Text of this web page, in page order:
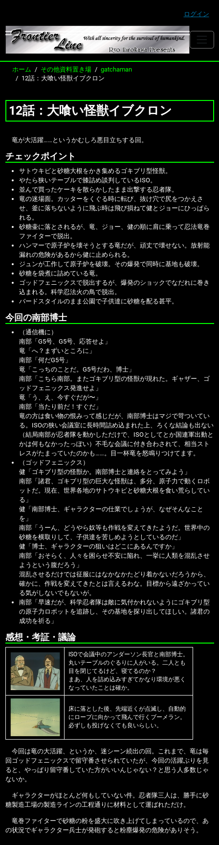
ログイン
ホーム その他資料置き場
gatchaman
12話：大喰い怪獣イブクロン
12話：大喰い怪獣イブクロン
竜が大活躍……というかむしろ悪目立ちする回。
チェックポイント
サトウキビと砂糖大根をかき集めるゴキブリ型怪獣。
やたら狭いテーブルで膝詰め談判しているISO。
並んで買ったケーキを散らかしたまま出撃する忍者隊。
竜の迷場面。カッターをくぐる時に転び、抜け穴で尻をつかえさ
せ、釜に落ちないように飛ぶ時は飛び損ねて健とジョーにひっぱら
れる。
砂糖壷に落とされるが、竜、ジョー、健の順に肩に乗って忍法竜巻
ファイターで脱出。
ハンマーで原子炉を壊そうとする竜だが、頑丈で壊せない。放射能
漏れの危険があるから健に止められる。
ジュンが工作して原子炉を破壊。その爆発で同時に基地も破壊。
砂糖を袋煮に詰めている竜。
ゴッドフェニックスで脱出するが、爆発のショックでなだれに巻き
込まれる。科学忍法火の鳥で脱出。
バードスタイルのまま公園で子供達に砂糖を配る甚平。
今回の南部博士
（通信機に）
南部「G5号、G5号、応答せよ」
竜「へ？まずいところに」
南部「何だG5号」
竜「こっちのことだ。G5号だわ、博士」
南部「こちら南部。またゴキブリ型の怪獣が現れた。ギャザー、ゴ
ッドフェニックス発進せよ」
竜「う、え、今すぐだが〜」
南部「当たり前だ！すぐだ」
竜の方は食い物の恨みって感じだが、南部博士はマジで苛ついてい
る。ISOの狭い会議室に長時間詰め込まれた上、ろくな結論も出ない
（結局南部が忍者隊を動かしただけで、ISOとしてとか国連軍出動と
かは何もなかったっぽい）不毛な会議に付き合わされて、相当スト
レスがたまっていたのかも……。目一杯竜を怒鳴りつけてます。
（ゴッドフェニックス）
健「ゴキブリ型の怪獣か。南部博士と連絡をとってみよう」
南部「諸君、ゴキブリ型の巨大な怪獣は、多分、原子力で動くロボ
ットだ。現在、世界各地のサトウキビと砂糖大根を食い荒らしてい
る」
健「南部博士、ギャラクターの仕業でしょうが、なぜそんなこと
を」
南部「うーん、どうやら奴等も作戦を変えてきたようだ。世界中の
砂糖を横取りして、子供達を苦しめようとしているのだ」
健「博士、ギャラクターの狙いはどこにあるんですか」
南部「おそらく、人々を困らせ不安に陥れ、一挙に人類を混乱させ
ようという腹だろう」
混乱させるだけでは征服にはなかなかたどり着かないだろうから、
確かに、作戦を変えてきたとは言えるわな。目標から遠ざかってい
る気がしないでもないが。
南部「早速だが、科学忍者隊は敵に気付かれないようにゴキブリ型
の原子力ロボットを追跡し、その基地を探り出してほしい。諸君の
成功を祈る」
感想・考証・議論
ISOで会議中のアンダーソン長官と南部博士。
丸いテーブルのぐるりに人がいる。二人とも
目を閉じてるけど、寝てるのか？
まあ、人を詰め込みすぎてかなり環境が悪く
なっていたことは確か。
床に落とした後、先端近くが点滅し、自動的
にロープに向かって飛んで行くブーメラン。
必ずしも投げなくても良いらしい。
今回は竜の大活躍、というか、迷シーン続出の回。これまで、竜は毎
回ゴッドフェニックスで留守番させられていたが、今回の活躍ぶりを見
ると、やっぱり 留守番していた方がいいんじゃない？と思う人多数じゃ
ないか。
ギャラクターがほとんど何もしていない件。忍者隊三人は、勝手に砂
糖製造工場の製造ラインの工程通りに材料として運ばれただけ。
竜巻ファイターで砂糖の粉を盛大に吹き上げてしまっているので、あ
の状況でギャラクター兵士が発砲すると粉塵爆発の危険がありそう。